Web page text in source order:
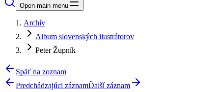
Open main menu
Archív
Album slovenských ilustrátorov
Peter Župník
Späť na zoznam
Predchádzajúci záznamĎalší záznam